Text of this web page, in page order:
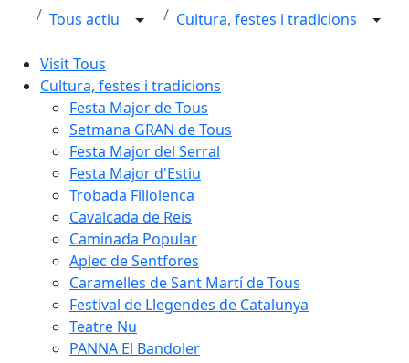
Tous actiu Cultura, festes i tradicions
Visit Tous
Cultura, festes i tradicions
Festa Major de Tous
Setmana GRAN de Tous
Festa Major del Serral
Festa Major d'Estiu
Trobada Fillolenca
Cavalcada de Reis
Caminada Popular
Aplec de Sentfores
Caramelles de Sant Martí de Tous
Festival de Llegendes de Catalunya
Teatre Nu
PANNA El Bandoler